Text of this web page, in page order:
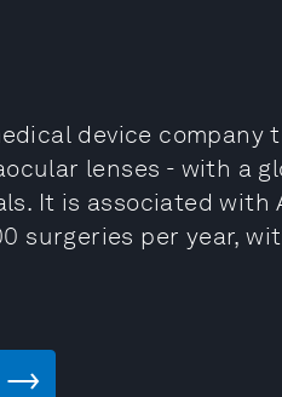
device
lenses - with a
It is associated with
surgeries per year,